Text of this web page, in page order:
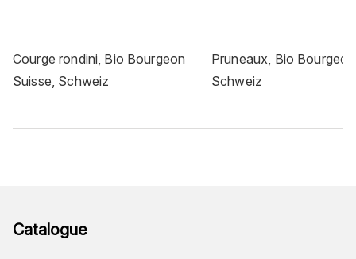
Courge rondini, Bio Bourgeon
Suisse, Schweiz
Pruneaux, Bio
Schweiz
Catalogue